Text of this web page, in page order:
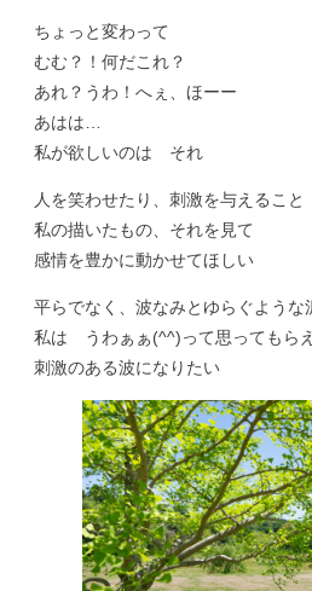
ちょっと変わって
むむ？！何だこれ？
あれ？うわ！へぇ、ほーー
あはは…
私が欲しいのは それ
人を笑わせたり、刺激を与えること
私の描いたもの、それを見て
感情を豊かに動かせてほしい
平らでなく、波なみとゆらぐような
私は うわぁぁ(^^)って思ってもら
刺激のある波になりたい